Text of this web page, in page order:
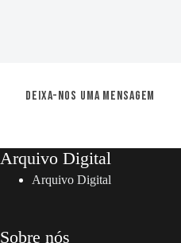
Deixa-nos uma mensagem
Arquivo Digital
Arquivo Digital
Sobre nós